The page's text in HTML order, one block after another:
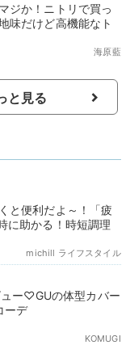
ジか！ニトリで買っ
味だけど高機能なト
海原藍
と見る
と便利だよ～！「疲
に助かる！時短調理
michill ライフスタイル
ー♡GUの体型カバー
ーデ
KOMUGI